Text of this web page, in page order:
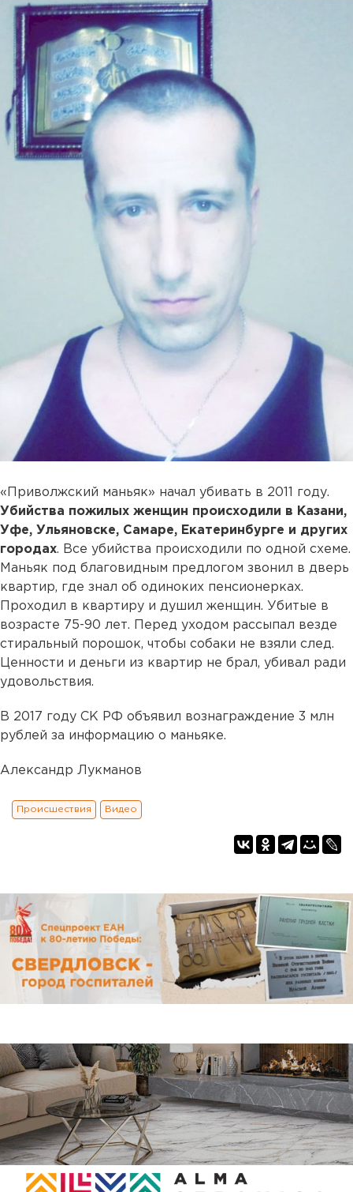
«Приволжский маньяк» начал убивать в 2011 году.
Убийства пожилых женщин происходили в Казани,
Уфе, Ульяновске, Самаре, Екатеринбурге и других
городах. Все убийства происходили по одной схеме.
Маньяк под благовидным предлогом звонил в дверь
квартир, где знал об одиноких пенсионерках.
Проходил в квартиру и душил женщин. Убитые в
возрасте 75-90 лет. Перед уходом рассыпал везде
стиральный порошок, чтобы собаки не взяли след.
Ценности и деньги из квартир не брал, убивал ради
удовольствия.
В 2017 году СК РФ объявил вознаграждение 3 млн
рублей за информацию о маньяке.
Александр Лукманов
Происшествия Видео